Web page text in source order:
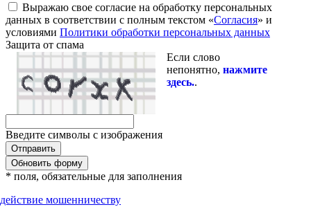
Выражаю свое согласие на обработку персональных
данных в соответствии с полным текстом «Согласия» и
условиями Политики обработки персональных данных
Защита от спама
Если слово
непонятно, нажмите
здесь..
Введите символы с изображения
Обновить форму
* поля, обязательные для заполнения
мошенничеству